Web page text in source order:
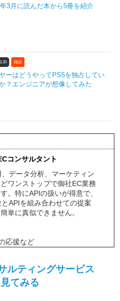
3月に読んだ本から5冊を紹介
雑談
ーはどうやってPS5を独占してい
？エンジニアが想像してみた
コンサルタント
データ分析、マーケティン
ワンストップで御社EC業務
。特にAPIの扱いが得意で、
APIを組み合わせての提案
単に真似できません。
応援など
ルティングサービス
てみる